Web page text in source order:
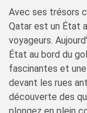
Avec ses trésors
Qatar est un État
voyageurs.
État au bord du
fascinantes et
devant les rues
découverte des